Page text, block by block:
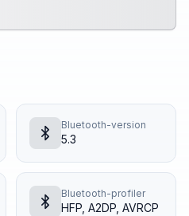
Bluetooth-version
5.3
Bluetooth-profiler
HFP, A2DP, AVRCP